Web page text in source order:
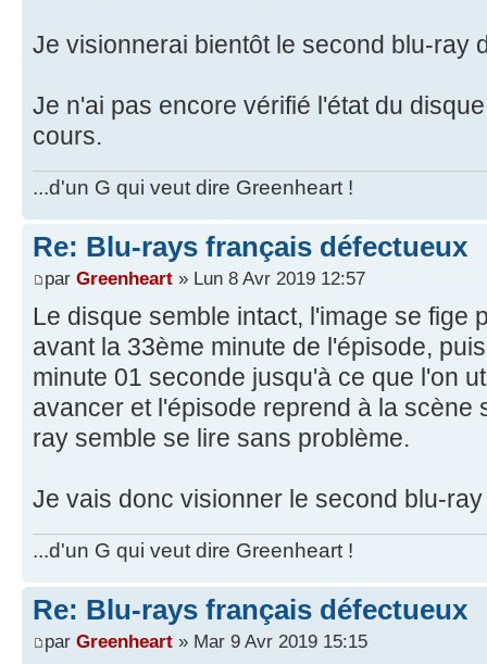
Je visionnerai bientôt le second blu-ray
Je n'ai pas encore vérifié l'état du
cours.
...d'un G qui veut dire Greenheart !
Re: Blu-rays français défectueux
par Greenheart » Lun 8 Avr 2019 12:57
Le disque semble intact, l'image se fige
avant la 33ème minute de l'épisode,
minute 01 seconde jusqu'à ce que l'on
avancer et l'épisode reprend à la scène
ray semble se lire sans problème.
Je vais donc visionner le second blu-
...d'un G qui veut dire Greenheart !
Re: Blu-rays français défectueux
par Greenheart » Mar 9 Avr 2019 15:15